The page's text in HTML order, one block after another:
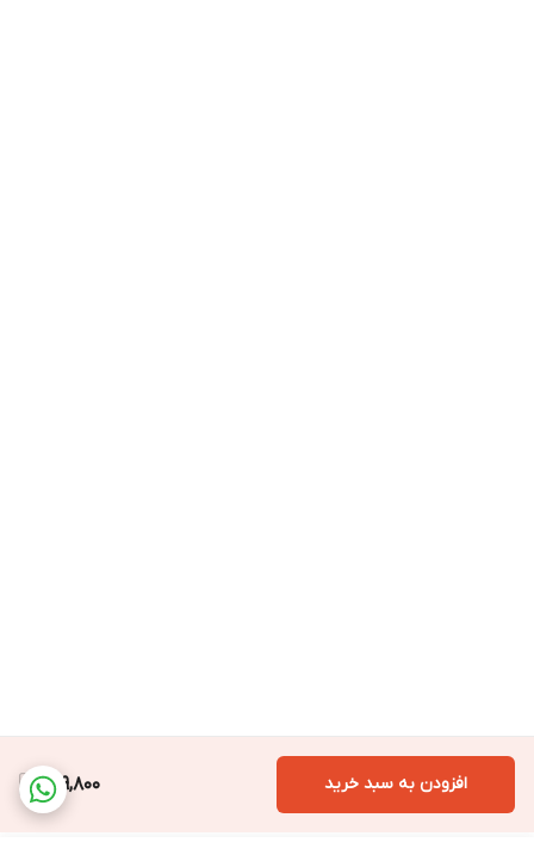
699,800 افزودن به سبد خرید